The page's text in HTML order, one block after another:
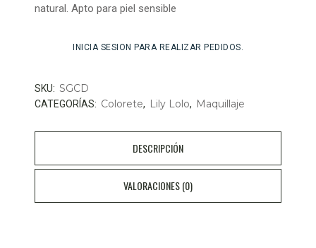
natural. Apto para piel sensible
INICIA SESION PARA REALIZAR PEDIDOS.
SKU: SGCD
CATEGORÍAS: Colorete, Lily Lolo, Maquillaje
DESCRIPCIÓN
VALORACIONES (0)